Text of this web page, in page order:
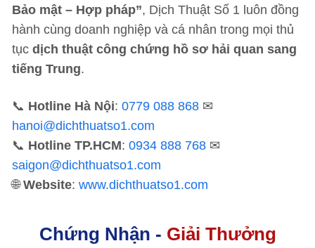
Bảo mật – Hợp pháp”, Dịch Thuật Số 1 luôn đồng
hành cùng doanh nghiệp và cá nhân trong mọi thủ
tục dịch thuật công chứng hồ sơ hải quan sang
tiếng Trung.
📞 Hotline Hà Nội: 0779 088 868 ✉
hanoi@dichthuatso1.com
📞 Hotline TP.HCM: 0934 888 768 ✉
saigon@dichthuatso1.com
🌐Website: www.dichthuatso1.com
Chứng Nhận - Giải Thưởng